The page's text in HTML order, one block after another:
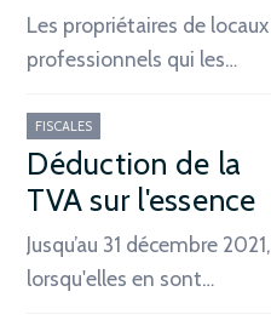
Les propriétaires de locaux
professionnels qui les…
FISCALES
Déduction de la
TVA sur l'essence
Jusqu’au 31 décembre 2021,
lorsqu'elles en sont…